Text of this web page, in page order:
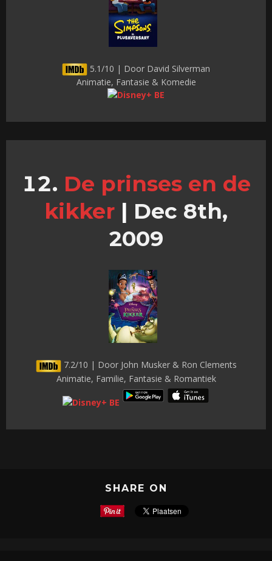
5.1/10 | Door David Silverman
Animatie, Fantasie & Komedie
De prinses en de
kikker | Dec 8th,
2009
7.2/10 | Door John Musker & Ron Clements
Animatie, Familie, Fantasie & Romantiek
SHARE ON